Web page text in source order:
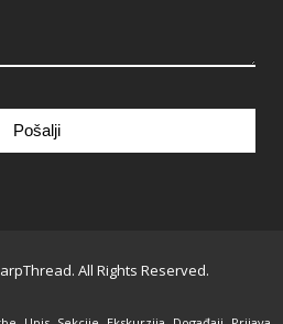
Pošalji
All Rights Reserved.